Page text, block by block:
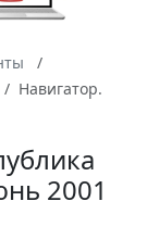
Навигатор.
2001